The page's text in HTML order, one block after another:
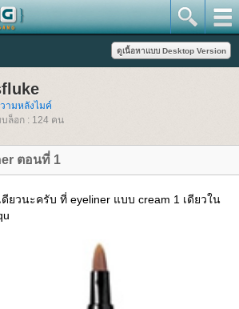
ามหลังไมค์
ล็อก : 124 คน
ตอนที่ 1
ดียวนะครับ ที่ eyeliner แบบ cream 1 เดียวใน